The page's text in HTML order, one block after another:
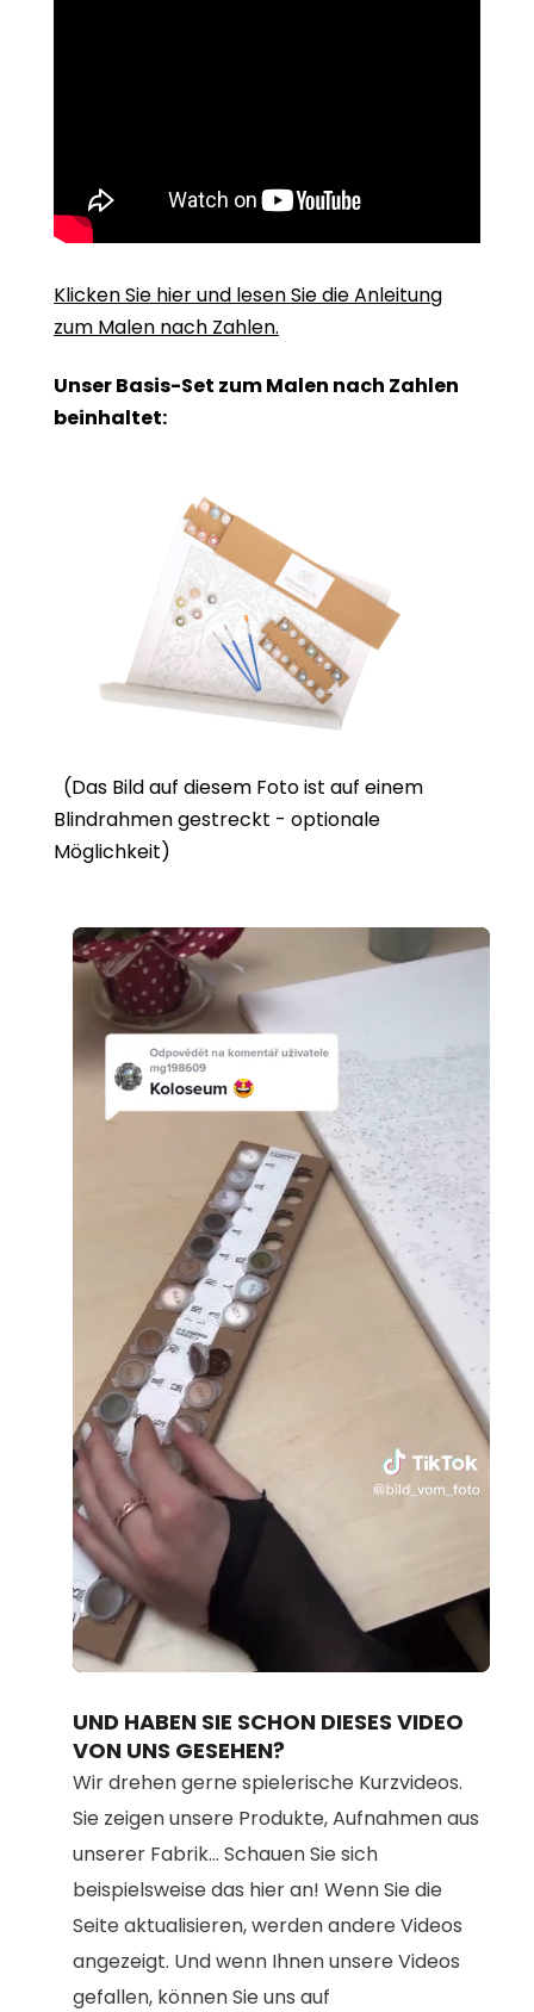
Klicken Sie hier und lesen Sie die Anleitung
zum Malen nach Zahlen.
Unser Basis-Set zum Malen nach Zahlen
beinhaltet:
(Das Bild auf diesem Foto ist auf einem
Blindrahmen gestreckt - optionale
Möglichkeit)
100.00%
UND HABEN SIE SCHON DIESES VIDEO
VON UNS GESEHEN?
Wir drehen gerne spielerische Kurzvideos.
Sie zeigen unsere Produkte, Aufnahmen aus
unserer Fabrik... Schauen Sie sich
beispielsweise das hier an! Wenn Sie die
Seite aktualisieren, werden andere Videos
angezeigt. Und wenn Ihnen unsere Videos
gefallen, können Sie uns auf